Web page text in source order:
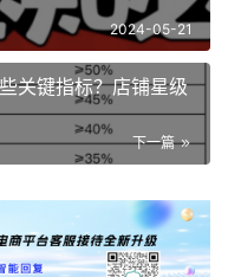
2024-05-21
关键指标？店铺星级
下一篇